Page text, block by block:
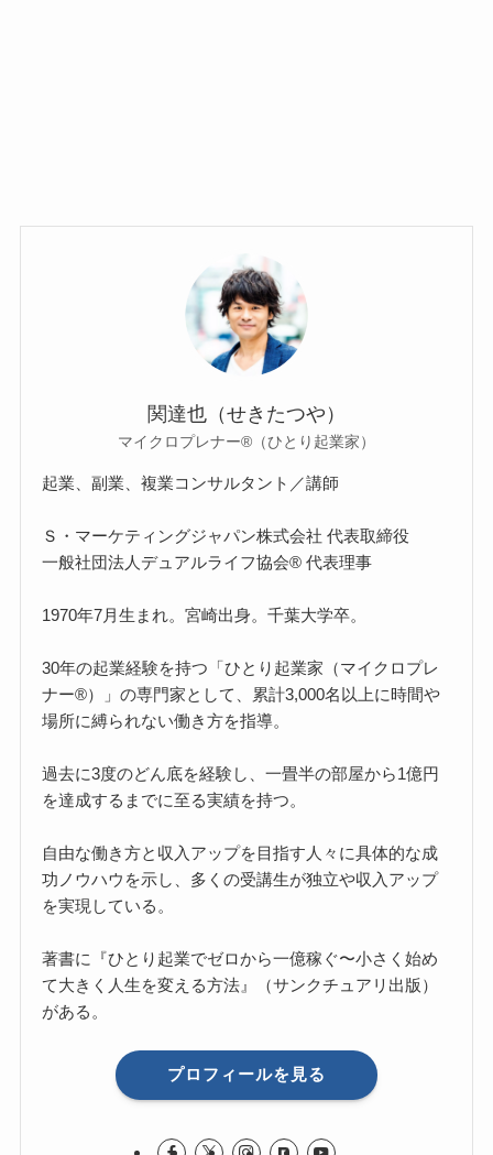
関達也（せきたつや）
マイクロプレナー®（ひとり起業家）
起業、副業、複業コンサルタント／講師
Ｓ・マーケティングジャパン株式会社 代表取締役
一般社団法人デュアルライフ協会® 代表理事
1970年7月生まれ。宮崎出身。千葉大学卒。
30年の起業経験を持つ「ひとり起業家（マイクロプレ
ナー®）」の専門家として、累計3,000名以上に時間や
場所に縛られない働き方を指導。
過去に3度のどん底を経験し、一畳半の部屋から1億円
を達成するまでに至る実績を持つ。
自由な働き方と収入アップを目指す人々に具体的な成
功ノウハウを示し、多くの受講生が独立や収入アップ
を実現している。
著書に『ひとり起業でゼロから一億稼ぐ〜小さく始め
て大きく人生を変える方法』（サンクチュアリ出版）
がある。
プロフィールを見る